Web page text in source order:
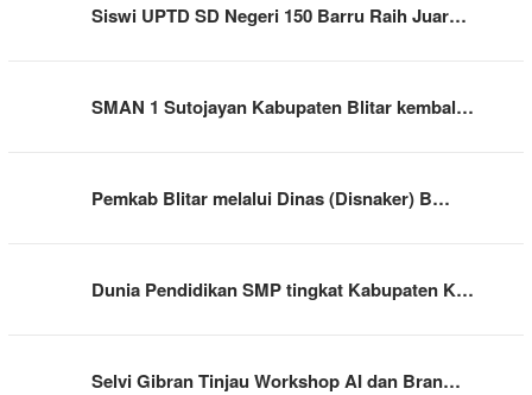
Siswi UPTD SD Negeri 150 Barru Raih Juar…
SMAN 1 Sutojayan Kabupaten Blitar kembal…
Pemkab Blitar melalui Dinas (Disnaker) B…
Dunia Pendidikan SMP tingkat Kabupaten K…
Selvi Gibran Tinjau Workshop AI dan Bran…